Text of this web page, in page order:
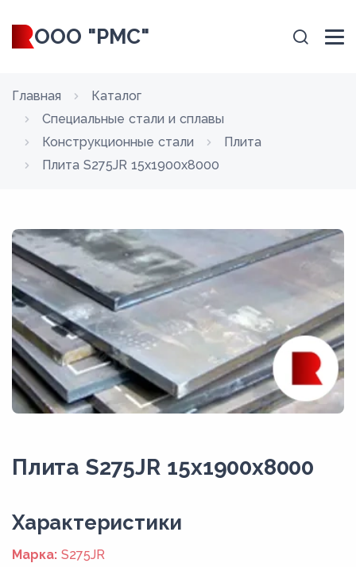
ООО "РМС"
Главная
Каталог
Специальные стали и сплавы
Конструкционные стали
Плита
Плита S275JR 15x1900x8000
Плита S275JR 15x1900x8000
Xарактеристики
Марка: S275JR